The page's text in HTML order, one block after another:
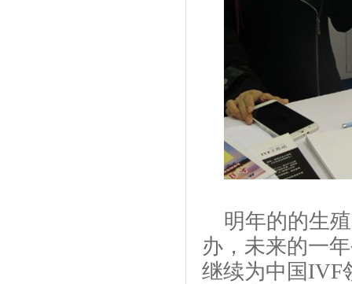
明年的的生
办，未来的一
继续为中国IVF